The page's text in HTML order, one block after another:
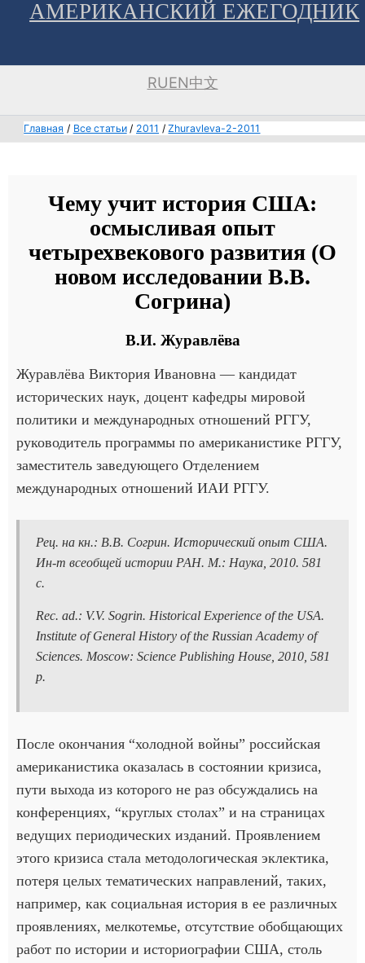
ПерейтиАМЕРИКАНСКИЙ ЕЖЕГОДНИК
RUEN中文
Главная Все статьи 2011 Zhuravleva-2-2011
Чему учит история США:
осмысливая опыт
четырехвекового развития (О
новом исследовании В.В.
Согрина)
В.И. Журавлёва
Журавлёва Виктория Ивановна — кандидат
исторических наук, доцент кафедры мировой
политики и международных отношений РГГУ,
руководитель программы по американистике РГГУ,
заместитель заведующего Отделением
международных отношений ИАИ РГГУ.
Рец. на кн.: В.В. Согрин. Исторический опыт США.
Ин-т всеобщей истории РАН. М.: Наука, 2010. 581
с.
Rec. ad.: V.V. Sogrin. Historical Experience of the USA.
Institute of General History of the Russian Academy of
Sciences. Moscow: Science Publishing House, 2010, 581
р.
После окончания “холодной войны” российская
американистика оказалась в состоянии кризиса,
пути выхода из которого не раз обсуждались на
конференциях, “круглых столах” и на страницах
ведущих периодических изданий. Проявлением
этого кризиса стала методологическая эклектика,
потеря целых тематических направлений, таких,
например, как социальная история в ее различных
проявлениях, мелкотемье, отсутствие обобщающих
работ по истории и историографии США, столь